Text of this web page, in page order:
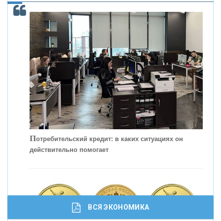
Скорость - один из главных трендов в
кредитовании бизнеса - «Интервью»
Потребительский кредит: в каких ситуациях он
действительно помогает
ВСЯ ЭКОНОМИКА